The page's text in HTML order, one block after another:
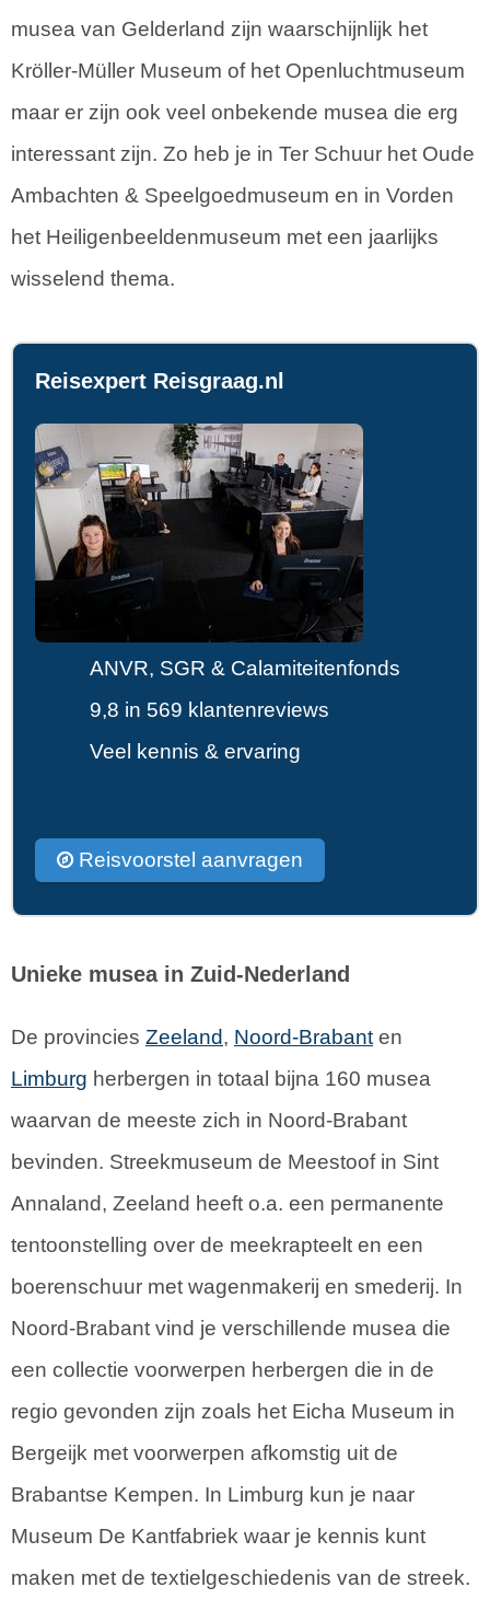
musea van Gelderland zijn waarschijnlijk het
Kröller-Müller Museum of het Openluchtmuseum
maar er zijn ook veel onbekende musea die erg
interessant zijn. Zo heb je in Ter Schuur het Oude
Ambachten & Speelgoedmuseum en in Vorden
het Heiligenbeeldenmuseum met een jaarlijks
wisselend thema.
Reisexpert Reisgraag.nl
ANVR, SGR & Calamiteitenfonds
9,8 in 569 klantenreviews
Veel kennis & ervaring
Reisvoorstel aanvragen
Unieke musea in Zuid-Nederland
De provincies Zeeland, Noord-Brabant en
Limburg herbergen in totaal bijna 160 musea
waarvan de meeste zich in Noord-Brabant
bevinden. Streekmuseum de Meestoof in Sint
Annaland, Zeeland heeft o.a. een permanente
tentoonstelling over de meekrapteelt en een
boerenschuur met wagenmakerij en smederij. In
Noord-Brabant vind je verschillende musea die
een collectie voorwerpen herbergen die in de
regio gevonden zijn zoals het Eicha Museum in
Bergeijk met voorwerpen afkomstig uit de
Brabantse Kempen. In Limburg kun je naar
Museum De Kantfabriek waar je kennis kunt
maken met de textielgeschiedenis van de streek.